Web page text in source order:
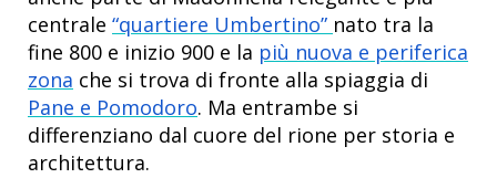
centrale “quartiere Umbertino” nato tra la
fine 800 e inizio 900 e la più nuova e periferica
zona che si trova di fronte alla spiaggia di
Pane e Pomodoro. Ma entrambe si
differenziano dal cuore del rione per storia e
architettura.